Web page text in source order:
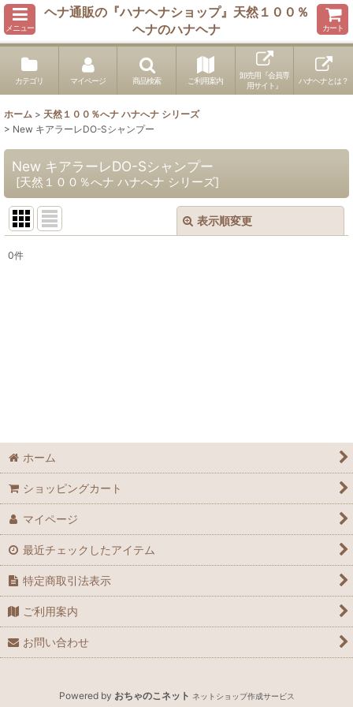
メニュー
ヘナ通販の『ハナヘナショップ』天然１００％
ヘナのハナヘナ
カート
カテゴリ マイページ 商品検索 ご利用案内
卸売用『会員専
用サイト』
ハナヘナとは？
ホーム > 天然１００％へナ ハナへナ シリーズ
> New キアラーレDO-Sシャンプー
New キアラーレDO-Sシャンプー
[天然１００％へナ ハナへナ シリーズ]
表示順変更
0件
ホーム
ショッピングカート
マイページ
最近チェックしたアイテム
特定商取引法表示
ご利用案内
お問い合わせ
Powered by おちゃのこネット ネットショップ作成サービス